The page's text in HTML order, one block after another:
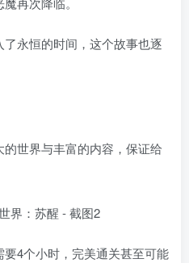
永恒的时间，这个故事也逐󠄹󠅀󠄪󠄢󠄡󠄦󠄞󠄧󠄣󠄞󠄢󠄡󠄧󠄞󠄡󠄣󠅬󠅅󠅃󠄵󠅂󠄪󠅗󠅥󠅕󠅣󠅤󠅬󠅄󠄹󠄽󠄵󠄪󠄢󠄠󠄢󠄦󠄝󠄠󠄨󠄝󠄠󠄦󠄐󠄠󠄦󠄪󠄣󠄩󠄪󠄠󠄢󠅬󠇓󠅰󠆀󠅄󠄹󠅄󠄱󠄹󠄻󠄵󠇓󠅰󠆁󠅄󠇕󠆔󠆚󠇗󠆗󠆁󠇗󠆭󠆁󠄐󠇗󠅹󠅸󠇖󠆍󠅳󠇖󠅹󠅰󠇖󠆌󠅹
世界与丰富的内容，保证给
4个小时，完美通关甚至可能